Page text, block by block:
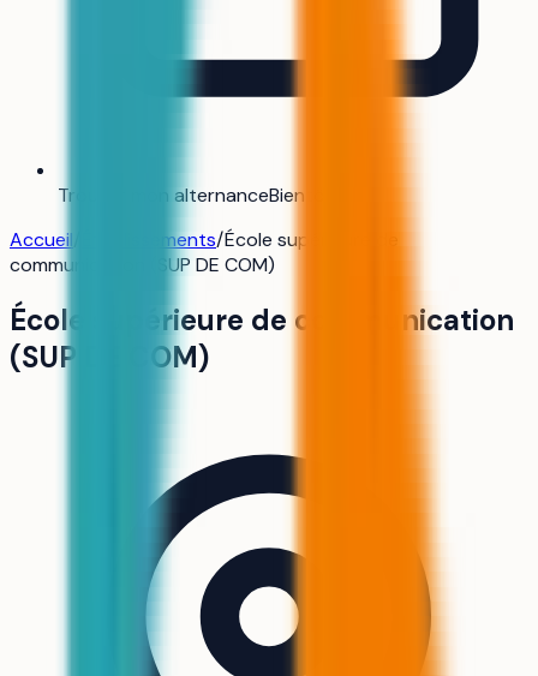
Trouver mon alternanceBientôt
Accueil
Établissements/École supérieure de
communication (SUP DE COM)
École supérieure de communication
(SUP DE COM)